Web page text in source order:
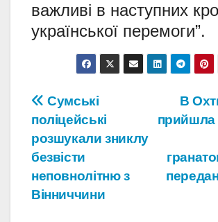
важливі в наступних
української перемоги”.
Навігація
записів
В
прийшла
Сумські
поліцейські
розшукали зниклу
безвісти
неповнолітню з
Вінниччини